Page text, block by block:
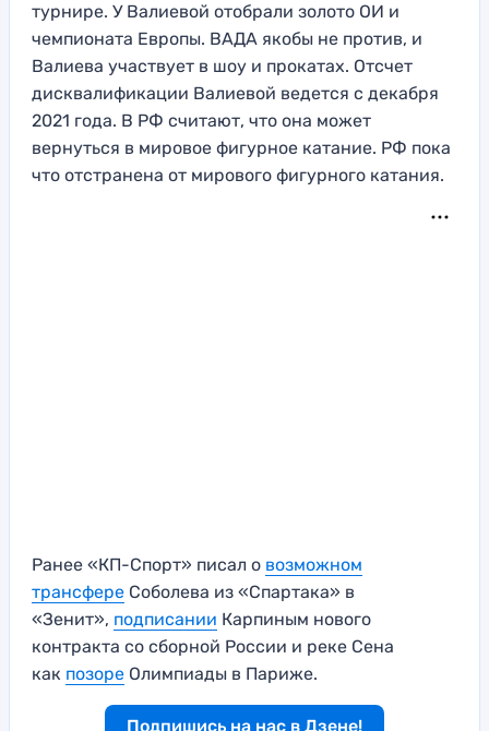
турнире. У Валиевой отобрали золото ОИ и
чемпионата Европы. ВАДА якобы не против, и
Валиева участвует в шоу и прокатах. Отсчет
дисквалификации Валиевой ведется с декабря
2021 года. В РФ считают, что она может
вернуться в мировое фигурное катание. РФ пока
что отстранена от мирового фигурного катания.
Ранее «КП-Спорт» писал о возможном
трансфере Соболева из «Спартака» в
«Зенит», подписании Карпиным нового
контракта со сборной России и реке Сена
как позоре Олимпиады в Париже.
Подпишись на нас в Дзене!